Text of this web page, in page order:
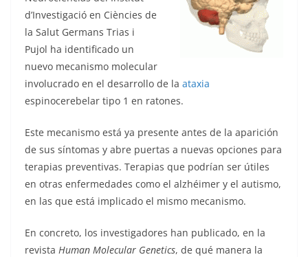
d’Investigació en Ciències de
la Salut Germans Trias i
Pujol ha identificado un
nuevo mecanismo molecular
involucrado en el desarrollo de la ataxia
espinocerebelar tipo 1 en ratones.
Este mecanismo está ya presente antes de la aparición
de sus síntomas y abre puertas a nuevas opciones para
terapias preventivas. Terapias que podrían ser útiles
en otras enfermedades como el alzhéimer y el autismo,
en las que está implicado el mismo mecanismo.
En concreto, los investigadores han publicado, en la
revista Human Molecular Genetics, de qué manera la